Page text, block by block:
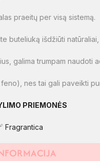
praeitų per visą sistemą.
buteliuką išdžiūti
galima trumpam naudoti
nes tai gali paveikti
PRIEMONĖS
Fragrantica